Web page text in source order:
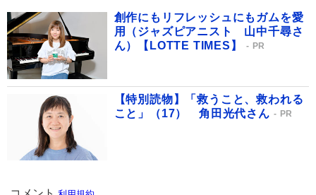
創作にもリフレッシュにもガムを愛
用（ジャズピアニスト 山中千尋さ
ん）【LOTTE TIMES】
PR
【特別読物】「救うこと、救われる
こと」（17） 角田光代さん
PR